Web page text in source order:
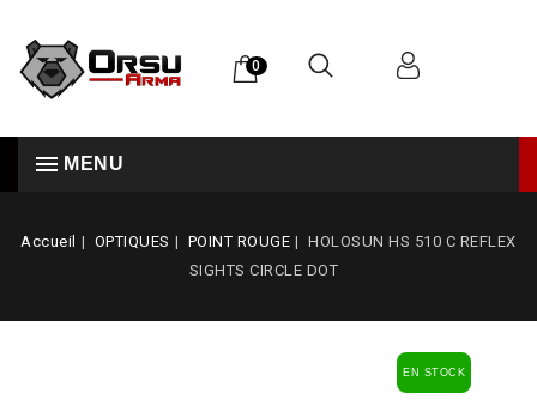
0
MENU
Accueil OPTIQUES POINT ROUGE
HOLOSUN HS 510 C REFLEX
SIGHTS CIRCLE DOT
EN STOCK